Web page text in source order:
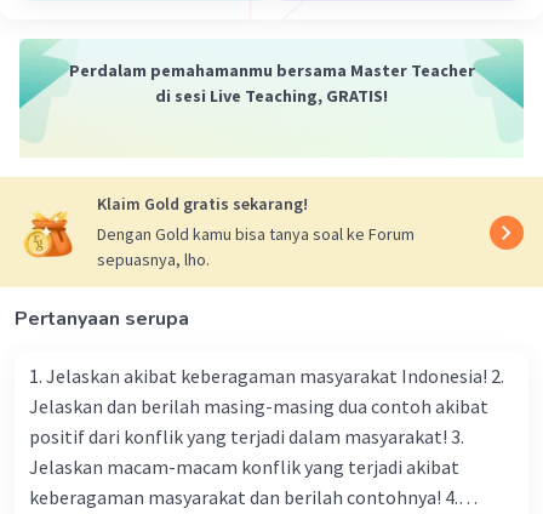
Beri Rating·0.0(0) Balas
Perdalam pemahamanmu bersama Master Teacher
di sesi Live Teaching, GRATIS!
Klaim Gold gratis sekarang!
Dengan Gold kamu bisa tanya soal ke Forum
sepuasnya, lho.
Pertanyaan serupa
1. Jelaskan akibat keberagaman masyarakat Indonesia! 2.
Jelaskan dan berilah masing-masing dua contoh akibat
positif dari konflik yang terjadi dalam masyarakat! 3.
Jelaskan macam-macam konflik yang terjadi akibat
keberagaman masyarakat dan berilah contohnya! 4.